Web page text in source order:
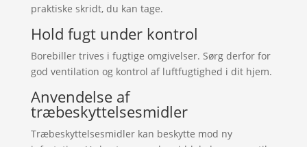
praktiske skridt, du kan tage.
Hold fugt under kontrol
Borebiller trives i fugtige omgivelser. Sørg derfor for
god ventilation og kontrol af luftfugtighed i dit hjem.
Anvendelse af
træbeskyttelsesmidler
Træbeskyttelsesmidler kan beskytte mod ny